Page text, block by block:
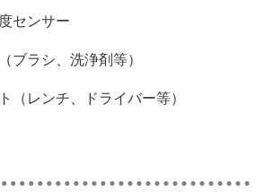
センサー
ブラシ、洗浄剤等）
（レンチ、ドライバー等）